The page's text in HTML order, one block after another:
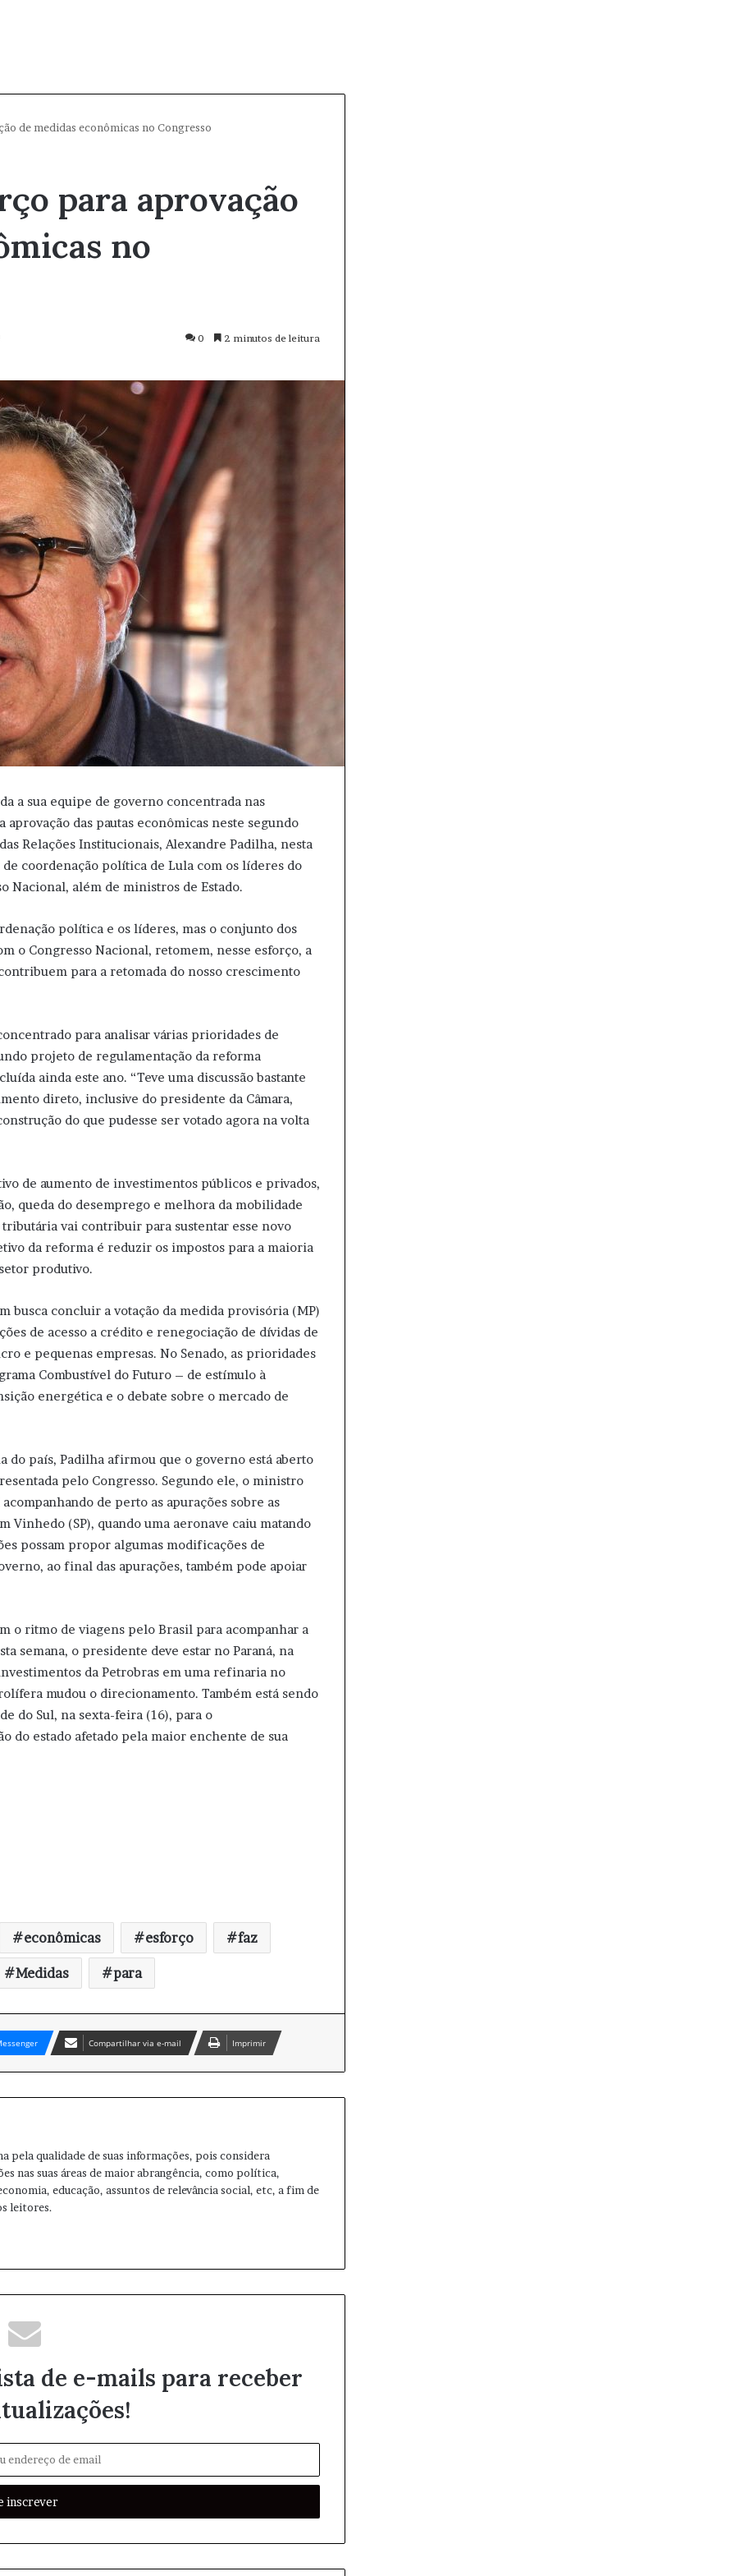
de medidas econômicas no Congresso
para aprovação
no
0 2 minutos de leitura
a sua equipe de governo concentrada nas
das pautas econômicas neste segundo
Relações Institucionais, Alexandre Padilha, nesta
coordenação política de Lula com os líderes do
Nacional, além de ministros de Estado.
política e os líderes, mas o conjunto dos
o Congresso Nacional, retomem, nesse esforço, a
para a retomada do nosso crescimento
para analisar várias prioridades de
projeto de regulamentação da reforma
ainda este ano. “Teve uma discussão bastante
direto, inclusive do presidente da Câmara,
do que pudesse ser votado agora na volta
de aumento de investimentos públicos e privados,
queda do desemprego e melhora da mobilidade
vai contribuir para sustentar esse novo
da reforma é reduzir os impostos para a maioria
produtivo.
busca concluir a votação da medida provisória (MP)
de acesso a crédito e renegociação de dívidas de
e pequenas empresas. No Senado, as prioridades
Combustível do Futuro – de estímulo à
energética e o debate sobre o mercado de
do país, Padilha afirmou que o governo está aberto
pelo Congresso. Segundo ele, o ministro
de perto as apurações sobre as
Vinhedo (SP), quando uma aeronave caiu matando
possam propor algumas modificações de
ao final das apurações, também pode apoiar
o ritmo de viagens pelo Brasil para acompanhar a
semana, o presidente deve estar no Paraná, na
da Petrobras em uma refinaria no
mudou o direcionamento. Também está sendo
do Sul, na sexta-feira (16), para o
do estado afetado pela maior enchente de sua
econômicas esforço faz
Medidas para
Compartilhar via e-mail Imprimir
pela qualidade de suas informações, pois considera
nas suas áreas de maior abrangência, como política,
educação, assuntos de relevância social, etc, a fim de
leitores.
de e-mails para receber